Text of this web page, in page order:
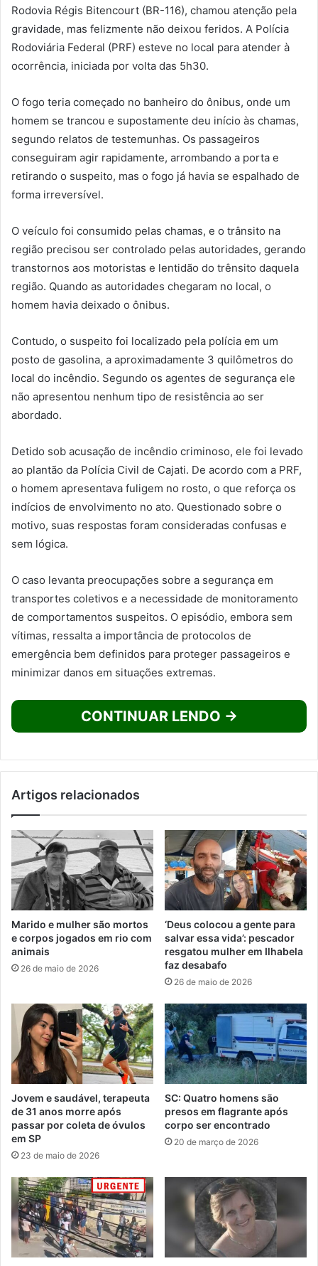
Rodovia Régis Bitencourt (BR-116), chamou atenção pela
gravidade, mas felizmente não deixou feridos. A Polícia
Rodoviária Federal (PRF) esteve no local para atender à
ocorrência, iniciada por volta das 5h30.
O fogo teria começado no banheiro do ônibus, onde um
homem se trancou e supostamente deu início às chamas,
segundo relatos de testemunhas. Os passageiros
conseguiram agir rapidamente, arrombando a porta e
retirando o suspeito, mas o fogo já havia se espalhado de
forma irreversível.
O veículo foi consumido pelas chamas, e o trânsito na
região precisou ser controlado pelas autoridades, gerando
transtornos aos motoristas e lentidão do trênsito daquela
região. Quando as autoridades chegaram no local, o
homem havia deixado o ônibus.
Contudo, o suspeito foi localizado pela polícia em um
posto de gasolina, a aproximadamente 3 quilômetros do
local do incêndio. Segundo os agentes de segurança ele
não apresentou nenhum tipo de resistência ao ser
abordado.
Detido sob acusação de incêndio criminoso, ele foi levado
ao plantão da Polícia Civil de Cajati. De acordo com a PRF,
o homem apresentava fuligem no rosto, o que reforça os
indícios de envolvimento no ato. Questionado sobre o
motivo, suas respostas foram consideradas confusas e
sem lógica.
O caso levanta preocupações sobre a segurança em
transportes coletivos e a necessidade de monitoramento
de comportamentos suspeitos. O episódio, embora sem
vítimas, ressalta a importância de protocolos de
emergência bem definidos para proteger passageiros e
minimizar danos em situações extremas.
CONTINUAR LENDO →
Artigos relacionados
Marido e mulher são mortos
e corpos jogados em rio com
animais
26 de maio de 2026
‘Deus colocou a gente para
salvar essa vida’: pescador
resgatou mulher em Ilhabela
faz desabafo
26 de maio de 2026
Jovem e saudável, terapeuta
de 31 anos morre após
passar por coleta de óvulos
em SP
23 de maio de 2026
SC: Quatro homens são
presos em flagrante após
corpo ser encontrado
20 de março de 2026